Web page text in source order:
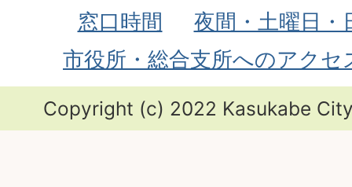
窓口時間
夜間・土曜日・
市役所・総合支所へのアクセ
Copyright (c) 2022 Kasukabe